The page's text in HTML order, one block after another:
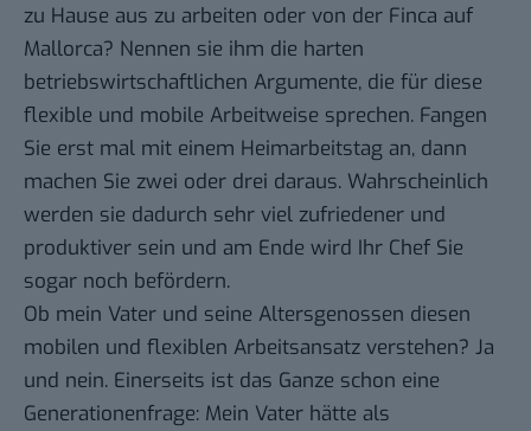
zu Hause aus zu arbeiten oder von der Finca auf
Mallorca? Nennen sie ihm die harten
betriebswirtschaftlichen Argumente, die für diese
flexible und mobile Arbeitweise sprechen. Fangen
Sie erst mal mit einem Heimarbeitstag an, dann
machen Sie zwei oder drei daraus. Wahrscheinlich
werden sie dadurch sehr viel zufriedener und
produktiver sein und am Ende wird Ihr Chef Sie
sogar noch befördern.
Ob mein Vater und seine Altersgenossen diesen
mobilen und flexiblen Arbeitsansatz verstehen? Ja
und nein. Einerseits ist das Ganze schon eine
Generationenfrage: Mein Vater hätte als